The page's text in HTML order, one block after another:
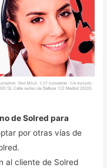
de Solred para
por otras vías de
al cliente de Solred